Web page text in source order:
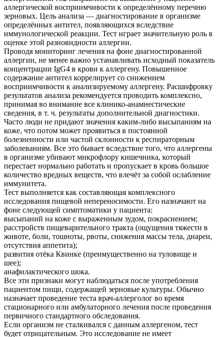
аллергической восприимчивости к определённому перечню
зерновых. Цель анализа — диагностирование в организме
определённых антител, появляющихся вследствие
иммунологической реакции. Тест играет значительную роль в
оценке этой разновидности аллергии.
Проводя мониторинг лечения на фоне диагностированной
аллергии, не менее важно устанавливать исходный показатель
концентрации IgG4 в крови к аллергену. Повышенное
содержание антител коррелирует со снижением
восприимчивости к анализируемому аллергену. Расшифровку
результатов анализа рекомендуется проводить комплексно,
принимая во внимание все клинико-анамнестические
сведения, в т. ч. результаты дополнительной диагностики.
Часто люди не придают значения каким-либо высыпаниям на
коже, что потом может проявиться в постоянной
болезненности или частой склонности к респираторным
заболеваниям. Все это бывает вследствие того, что аллергены
в организме убивают микрофлору кишечника, который
перестает нормально работать и пропускает в кровь большое
количество вредных веществ, что влечёт за собой ослабление
иммунитета.
Тест выполняется как составляющая комплексного
исследования пищевой непереносимости. Его назначают на
фоне следующей симптоматики у пациента:
высыпаний на коже с выраженным зудом, покраснением;
расстройств пищеварительного тракта (ощущения тяжести в
животе, боли, тошноты, рвоты, снижения массы тела, диареи,
отсутствия аппетита);
развития отёка Квинке (преимущественно на туловище и
шее);
анафилактического шока.
Все эти признаки могут наблюдаться после употребления
пациентом пищи, содержащей зерновые культуры. Обычно
назначает проведение теста врач-аллерголог во время
стационарного или амбулаторного лечения после проведения
первичного стандартного обследования.
Если организм не сталкивался с данным аллергеном, тест
будет отрицательным. Это исследование не имеет